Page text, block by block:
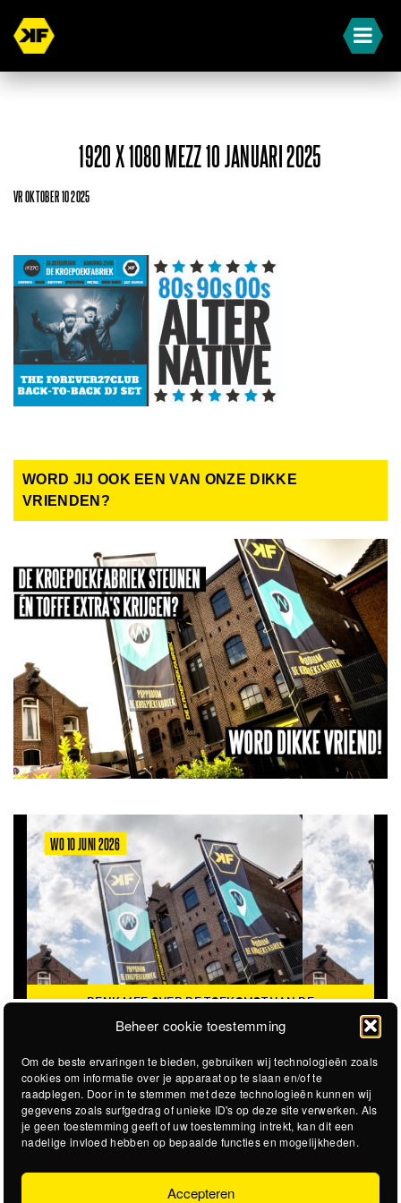
Beheer cookie toestemming
Om de beste ervaringen te bieden, gebruiken wij technologieën zoals
cookies om informatie over je apparaat op te slaan en/of te
raadplegen. Door in te stemmen met deze technologieën kunnen wij
gegevens zoals surfgedrag of unieke ID's op deze site verwerken. Als
je geen toestemming geeft of uw toestemming intrekt, kan dit een
nadelige invloed hebben op bepaalde functies en mogelijkheden.
Accepteren
1920 X 1080 MEZZ 10 JANUARI 2025
VR OKTOBER 10 2025
WORD JIJ OOK EEN VAN ONZE DIKKE
VRIENDEN?
WO 10 JUNI 2026
DENK MEE OVER DE TOEKOMST VAN DE
KROEPOEKFABRIEK